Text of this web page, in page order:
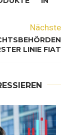
Nächste
LINIE FIAT